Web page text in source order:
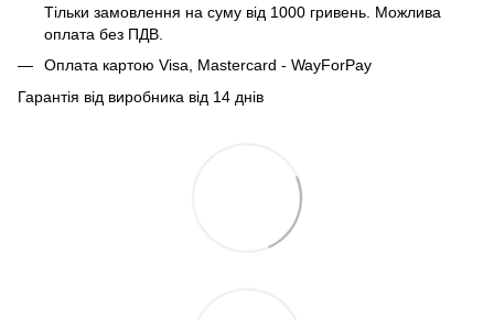
Тільки замовлення на суму від 1000 гривень. Можлива
оплата без ПДВ.
Оплата картою Visa, Mastercard - WayForPay
Гарантія від виробника від 14 днів